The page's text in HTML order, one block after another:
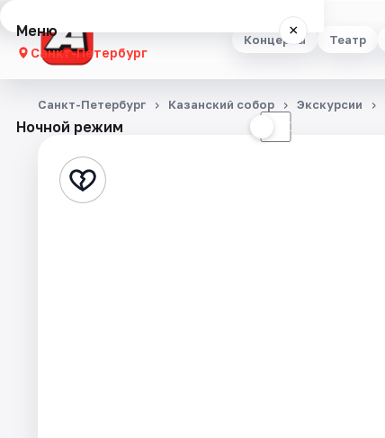
Концерты Театр
Меню ×
Санкт-Петербург
Концерты
Стендап
Ночной режим ☾
Санкт-Петербург Казанский собор Экскурсии